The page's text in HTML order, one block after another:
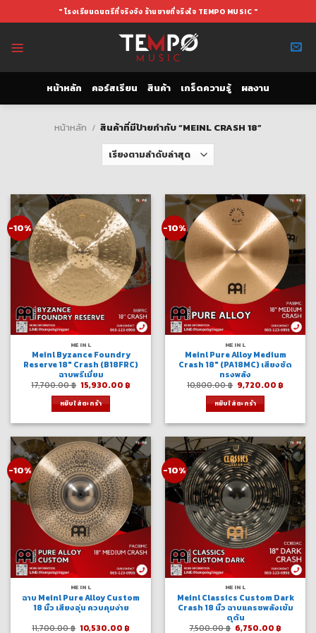
to
" โรงเรียนดนตรีที่จริงจัง ร้านขายที่จริงใจ TEMPO MUSIC "
หน้าหลัก คอร์สเรียน สินค้า เกร็ดความรู้ ผลงาน
หน้าหลัก / สินค้าที่มีป้ายกำกับ “MEINL CRASH 18”
-10%
MEINL
Meinl Byzance Foundry
Reserve 18″ Crash (B18FRC)
ฉาบพรีเมี่ยม
17,700.00฿ Original
price
was:
17,700.00 ฿.
15,930.00 ฿Current
หยิบใส่ตะกร้า
-10%
MEINL
Meinl Pure Alloy Medium
Crash 18″ (PA18MC) เสียงชัด
ทรงพลัง
10,800.00฿ Original
price
was:
10,800.00 ฿.
9,720.00 ฿
หยิบใส่ตะกร้า
-10%
MEINL
ฉาบ Meinl Pure Alloy Custom
18 นิ้ว เสียงอุ่น ควบคุมง่าย
11,700.00฿ Original
10,530.00 ฿Current
-10%
MEINL
Meinl Classics Custom Dark
Crash 18 นิ้ว ฉาบแครชพลังเข้ม
ดุดัน
7,500.00฿ Original
6,750.00 ฿Current